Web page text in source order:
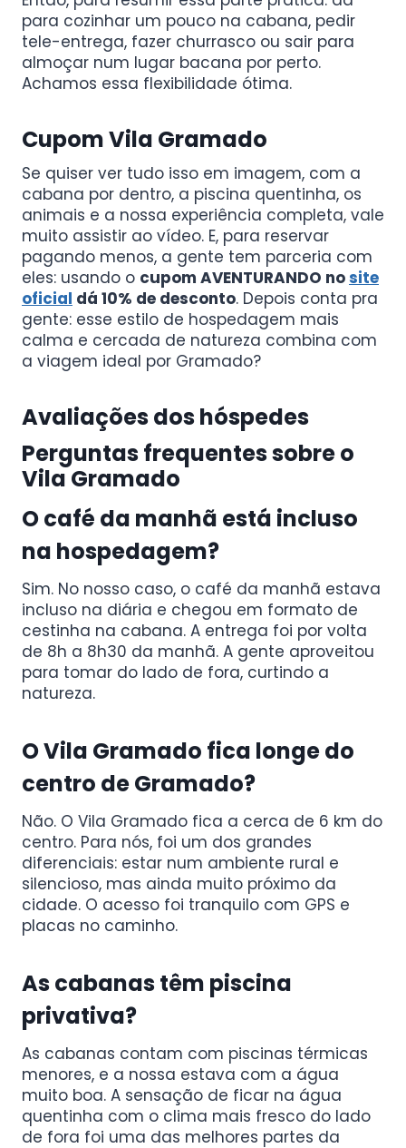
para cozinhar um pouco na cabana, pedir
tele-entrega, fazer churrasco ou sair para
almoçar num lugar bacana por perto.
Achamos essa flexibilidade ótima.
Cupom Vila Gramado
Se quiser ver tudo isso em imagem, com a
cabana por dentro, a piscina quentinha, os
animais e a nossa experiência completa, vale
muito assistir ao vídeo. E, para reservar
pagando menos, a gente tem parceria com
eles: usando o cupom AVENTURANDO nosite
oficial dá 10% de desconto. Depois conta pra
gente: esse estilo de hospedagem mais
calma e cercada de natureza combina com
a viagem ideal por Gramado?
Avaliações dos hóspedes
Perguntas frequentes sobre o
Vila Gramado
O café da manhã está incluso
na hospedagem?
Sim. No nosso caso, o café da manhã estava
incluso na diária e chegou em formato de
cestinha na cabana. A entrega foi por volta
de 8h a 8h30 da manhã. A gente aproveitou
para tomar do lado de fora, curtindo a
natureza.
O Vila Gramado fica longe do
centro de Gramado?
Não. O Vila Gramado fica a cerca de 6 km do
centro. Para nós, foi um dos grandes
diferenciais: estar num ambiente rural e
silencioso, mas ainda muito próximo da
cidade. O acesso foi tranquilo com GPS e
placas no caminho.
As cabanas têm piscina
privativa?
As cabanas contam com piscinas térmicas
menores, e a nossa estava com a água
muito boa. A sensação de ficar na água
quentinha com o clima mais fresco do lado
de fora foi uma das melhores partes da